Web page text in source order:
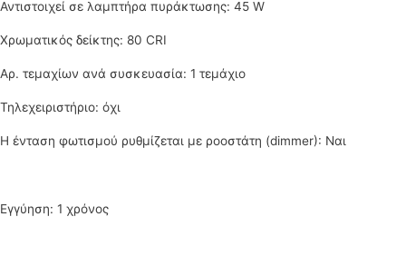
Αντιστοιχεί σε λαμπτήρα πυράκτωσης: 45 W
Χρωματικός δείκτης: 80 CRI
Αρ. τεμαχίων ανά συσκευασία: 1 τεμάχιο
Τηλεχειριστήριο: όχι
Η ένταση φωτισμού ρυθμίζεται με ροοστάτη (dimmer): Ναι
Εγγύηση: 1 χρόνος